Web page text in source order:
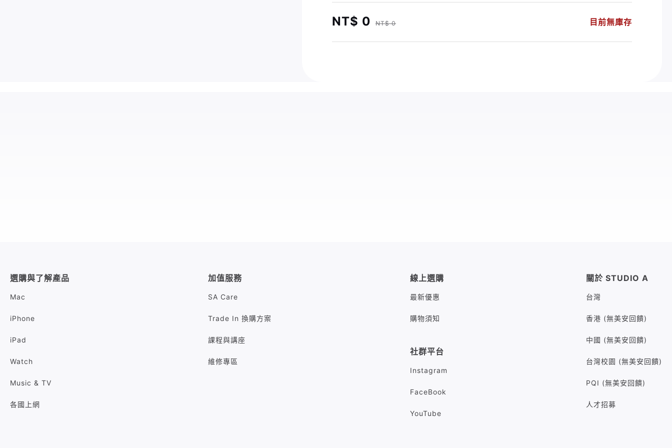
NT$ 0 NT$ 0 目前無庫存
選購與了解產品
Mac
iPhone
iPad
Watch
Music & TV
各國上網
加值服務
SA Care
Trade In 換購方案
課程與講座
維修專區
線上選購
最新優惠
購物須知
社群平台
Instagram
FaceBook
YouTube
關於 STUDIO A
台灣
香港 (無美安回饋)
中國 (無美安回饋)
台灣校園 (無美安回饋)
PQI (無美安回饋)
人才招募